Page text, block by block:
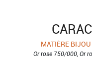
MATIÈRE BIJOU
Or rose 750/000, Or